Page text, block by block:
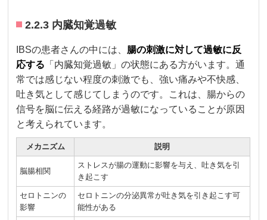
2.2.3 内臓知覚過敏
IBSの患者さんの中には、 腸の刺激に対して過敏に反
応する 「内臓知覚過敏」の状態にある方がいます。通
常では感じない程度の刺激でも、強い痛みや不快感、
吐き気として感じてしまうのです。これは、腸からの
信号を脳に伝える経路が過敏になっていることが原因
と考えられています。
メカニズム 説明
脳腸相関
ストレスが腸の運動に影響を与え、吐き気を引
き起こす
セロトニンの
影響
セロトニンの分泌異常が吐き気を引き起こす可
能性がある